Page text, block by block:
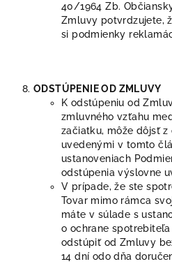
40/1964 Zb.
Zmluvy potvrdzujete,
si podmienky
ODSTÚPENIE OD ZMLUVY
K odstúpeniu od
zmluvného vzťahu
začiatku, môže dôjsť
uvedenými v tomto
ustanoveniach
odstúpenia výslovne
V prípade, že ste
Tovar mimo rámca
máte v súlade s
o ochrane
odstúpiť od Zmluvy
14 dní odo dňa